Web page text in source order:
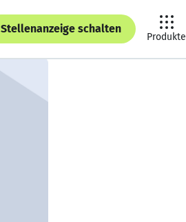
Stellenanzeige schalten
Produkte